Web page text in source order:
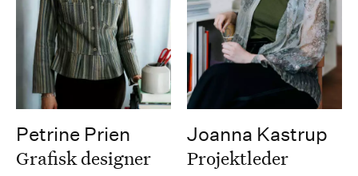
Petrine Prien
Grafisk designer
Joanna Kastrup
Projektleder